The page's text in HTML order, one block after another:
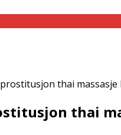
thai
thai